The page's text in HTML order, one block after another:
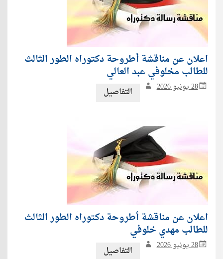
اعلان عن مناقشة أطروحة دكتوراه الطور الثالث
للطالب مخلوفي عبد العالي
28 يونيو 2026 التفاصيل
اعلان عن مناقشة أطروحة دكتوراه الطور الثالث
للطالب مهدي خلوفي
28 يونيو 2026 التفاصيل